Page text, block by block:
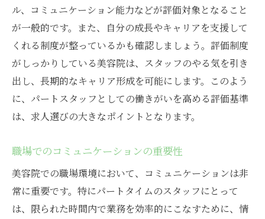
ル、コミュニケーション能力などが評価対象となること
が一般的です。また、自分の成長やキャリアを支援して
くれる制度が整っているかも確認しましょう。評価制度
がしっかりしている美容院は、スタッフのやる気を引き
出し、長期的なキャリア形成を可能にします。このよう
に、パートスタッフとしての働きがいを高める評価基準
は、求人選びの大きなポイントとなります。
職場でのコミュニケーションの重要性
美容院での職場環境において、コミュニケーションは非
常に重要です。特にパートタイムのスタッフにとって
は、限られた時間内で業務を効率的にこなすために、情